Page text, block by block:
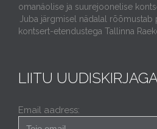
omanäolise ja suurejoonelise
Juba järgmisel nädalal
kontsert-etendustega Tallinna
LIITU
Email aadress: